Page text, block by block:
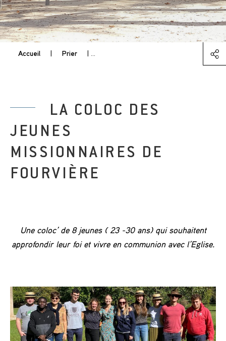
Accueil | Prier | La Coloc des Jeunes Missionnaires de
LA COLOC DES
JEUNES
MISSIONNAIRES DE
FOURVIÈRE
Une coloc’ de 8 jeunes ( 23 -30 ans) qui souhaitent
approfondir leur foi et vivre en communion avec l’Eglise.